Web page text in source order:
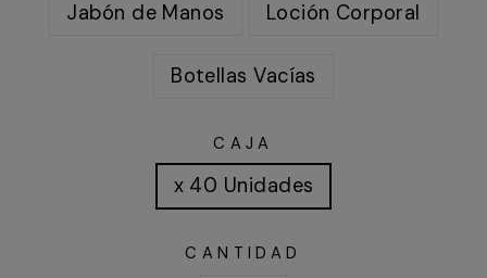
Jabón de Manos Loción Corporal
Botellas Vacías
CAJA
x 40 Unidades
CANTIDAD